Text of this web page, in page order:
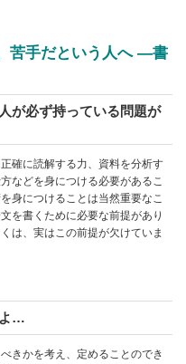
苦手だという人へ ―書
が必ず持っている問題が
確に読解する力、資料を分析す
などを身につける必要があるこ
身につけることは当然重要なこ
を書くために必要な前提があり
は、実はこの前提が欠けていま
よ…
きかを考え、定めることのでき